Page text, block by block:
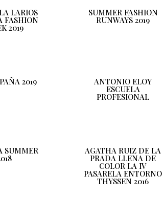
LARIOS
FASHION
2019
SUMMER FASHION
RUNWAYS 2019
2019 ANTONIO ELOY
ESCUELA
PROFESIONAL
SUMMER AGATHA RUIZ DE LA
PRADA LLENA DE
COLOR LA IV
PASARELA ENTORNO
THYSSEN 2016